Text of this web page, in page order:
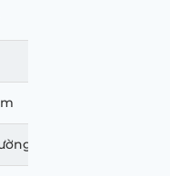
bộ